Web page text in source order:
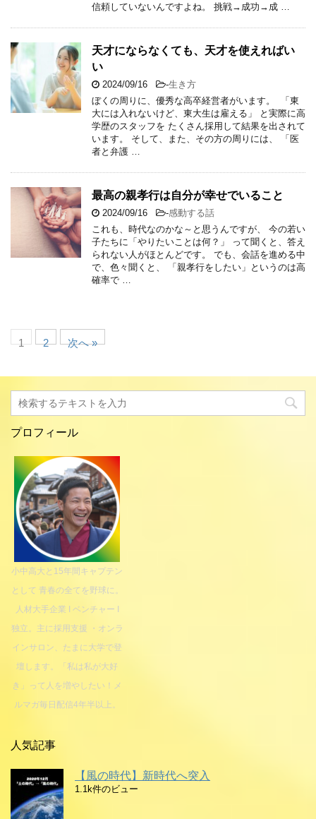
信頼していないんですよね。 挑戦→成功→成 …
天才にならなくても、天才を使えればい
い
2024/09/16 -生き方
ぼくの周りに、優秀な高卒経営者がいます。 「東
大には入れないけど、東大生は雇える」 と実際に高
学歴のスタッフを たくさん採用して結果を出されて
います。 そして、また、その方の周りには、 「医
者と弁護 …
最高の親孝行は自分が幸せでいること
2024/09/16 -感動する話
これも、時代なのかな～と思うんですが、 今の若い
子たちに「やりたいことは何？」 って聞くと、答え
られない人がほとんどです。 でも、会話を進める中
で、色々聞くと、 「親孝行をしたい」というのは高
確率で …
1 2 次へ »
プロフィール
小中高大と15年間キャプテン
として 青春の全てを野球に。
人材大手企業 I ベンチャー I
独立。主に採用支援 ・オンラ
インサロン、たまに大学で登
壇します。「私は私が大好
き」って人を増やしたい！メ
ルマガ毎日配信4年半以上。
人気記事
【風の時代】新時代へ突入
1.1k件のビュー